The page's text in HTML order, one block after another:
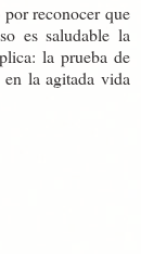
reconocer que
es saludable la
la prueba de
la agitada vida